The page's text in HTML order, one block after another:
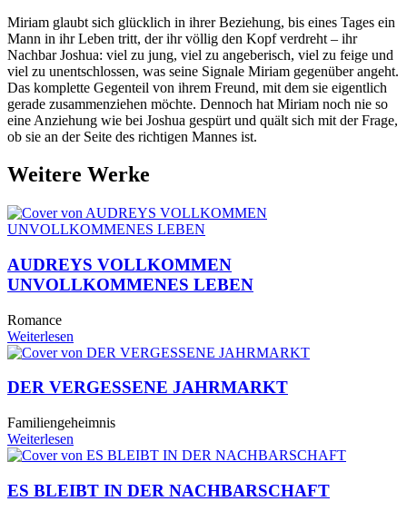
Miriam glaubt sich glücklich in ihrer Beziehung, bis eines Tages ein
Mann in ihr Leben tritt, der ihr völlig den Kopf verdreht – ihr
Nachbar Joshua: viel zu jung, viel zu angeberisch, viel zu feige und
viel zu unentschlossen, was seine Signale Miriam gegenüber angeht.
Das komplette Gegenteil von ihrem Freund, mit dem sie eigentlich
gerade zusammenziehen möchte. Dennoch hat Miriam noch nie so
eine Anziehung wie bei Joshua gespürt und quält sich mit der Frage,
ob sie an der Seite des richtigen Mannes ist.
Weitere Werke
AUDREYS VOLLKOMMEN
UNVOLLKOMMENES LEBEN
Romance
Weiterlesen
DER VERGESSENE JAHRMARKT
Familiengeheimnis
Weiterlesen
ES BLEIBT IN DER NACHBARSCHAFT